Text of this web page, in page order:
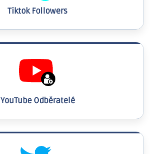
Tiktok Followers
YouTube Odběratelé